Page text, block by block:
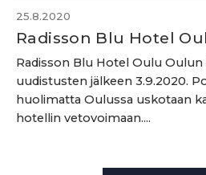
25.8.2020
Radisson Blu Hotel
Radisson Blu Hotel Oulu Oulun
uudistusten jälkeen 3.9.2020.
huolimatta Oulussa uskotaan
hotellin vetovoimaan....